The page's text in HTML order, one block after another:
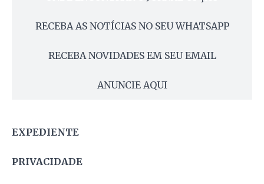
RECEBA AS NOTÍCIAS NO SEU WHATSAPP
RECEBA NOVIDADES EM SEU EMAIL
ANUNCIE AQUI
EXPEDIENTE
PRIVACIDADE